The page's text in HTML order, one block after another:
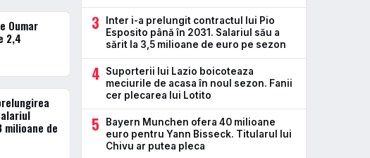
Oumar
2,4
de
3
Inter i-a prelungit contractul lui Pio
Esposito până în 2031. Salariul său a
sărit la 3,5 milioane de euro pe sezon
4
Suporterii lui Lazio boicoteaza
meciurile de acasa în noul sezon. Fanii
cer plecarea lui Lotito
5
Bayern Munchen ofera 40 milioane
euro pentru Yann Bisseck. Titularul lui
Chivu ar putea pleca